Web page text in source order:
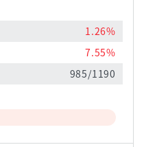
1.26%
7.55%
985/1190